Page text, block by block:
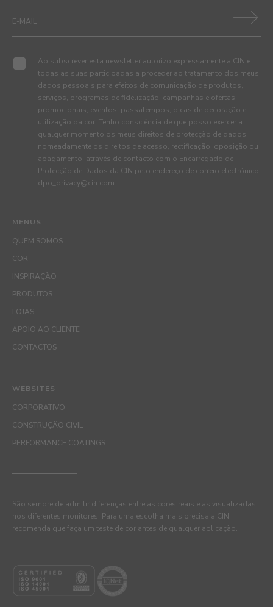
MENUS
QUEM SOMOS
COR
INSPIRAÇÃO
PRODUTOS
LOJAS
APOIO AO CLIENTE
CONTACTOS
Ao subscrever esta newsletter autorizo expressamente a CIN e
todas as suas participadas a proceder ao tratamento dos meus
dados pessoais para efeitos de comunicação de produtos,
serviços, programas de fidelização, campanhas e ofertas
promocionais, eventos, passatempos, dicas de decoração e
utilização da cor. Tenho consciência de que posso exercer a
qualquer momento os meus direitos de protecção de dados,
nomeadamente os direitos de acesso, rectificação, oposição ou
apagamento, através de contacto com o Encarregado de
Protecção de Dados da CIN pelo endereço de correio electrónico
dpo_privacy@cin.com
WEBSITES
CORPORATIVO
CONSTRUÇÃO CIVIL
PERFORMANCE COATINGS
São sempre de admitir diferenças entre as cores reais e as visualizadas
nos diferentes monitores. Para uma escolha mais precisa a CIN
recomenda que faça um teste de cor antes de qualquer aplicação.